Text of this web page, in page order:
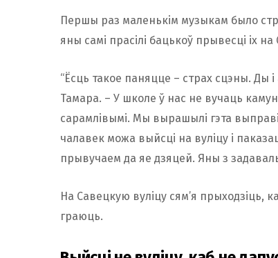
Першы раз маленькім музыкам было
яны самі прасілі бацькоў прывесці іх
“Ёсць такое паняцце – страх сцэны. Ды
Тамара. – У школе ў нас не вучаць
сарамлівымі. Мы вырашылі гэта
чалавек можа выйсці на вуліцу і
прывучаем да яе дзяцей. Яны з
На Савецкую вуліцу сям’я прыходзіць,
граюць.